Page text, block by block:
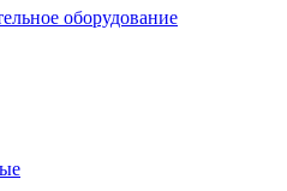
оборудование